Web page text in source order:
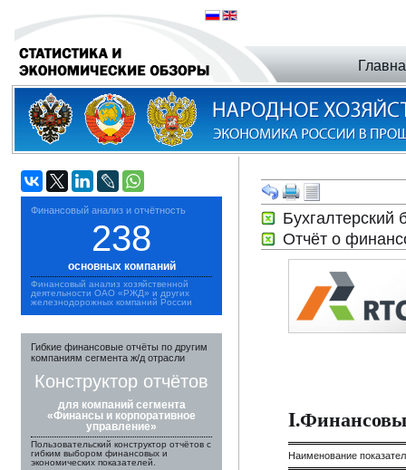
Финансовый анализ и отчётность
238
основных компаний
Финансовый анализ хозяйственной
деятельности ОАО «РЖД» и других
железнодорожных компаний России
Гибкие финансовые отчёты по другим
компаниям сегмента ж/д отрасли
Конструктор отчётов
для компаний сегмента
«Финансы и корпоративное
управление»
Пользовательский конструктор отчётов с
гибким выбором финансовых и
экономических показателей.
Отчёт о
Наименование